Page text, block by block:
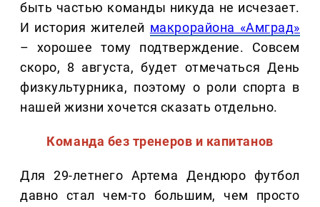
быть частью команды никуда не исчезает.
И история жителей макрорайона «Амград»
– хорошее тому подтверждение. Совсем
скоро, 8 августа, будет отмечаться День
физкультурника, поэтому о роли спорта в
нашей жизни хочется сказать отдельно.
Команда без тренеров и капитанов
Для 29-летнего Артема Дендюро футбол
давно стал чем-то большим, чем просто